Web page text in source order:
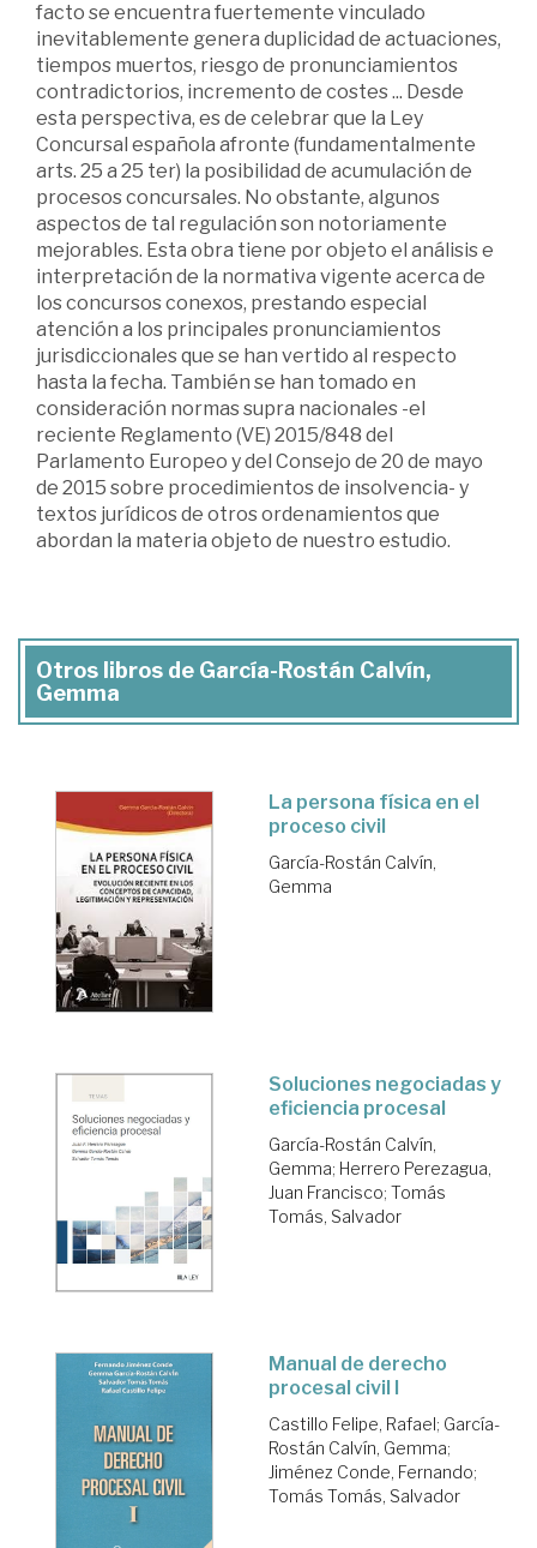
facto se encuentra fuertemente vinculado
inevitablemente genera duplicidad de actuaciones,
tiempos muertos, riesgo de pronunciamientos
contradictorios, incremento de costes ... Desde
esta perspectiva, es de celebrar que la Ley
Concursal española afronte (fundamentalmente
arts. 25 a 25 ter) la posibilidad de acumulación de
procesos concursales. No obstante, algunos
aspectos de tal regulación son notoriamente
mejorables. Esta obra tiene por objeto el análisis e
interpretación de la normativa vigente acerca de
los concursos conexos, prestando especial
atención a los principales pronunciamientos
jurisdiccionales que se han vertido al respecto
hasta la fecha. También se han tomado en
consideración normas supra nacionales -el
reciente Reglamento (VE) 2015/848 del
Parlamento Europeo y del Consejo de 20 de mayo
de 2015 sobre procedimientos de insolvencia- y
textos jurídicos de otros ordenamientos que
abordan la materia objeto de nuestro estudio.
Otros libros de García-Rostán Calvín,
Gemma
La persona física en el
proceso civil
García-Rostán Calvín,
Gemma
Soluciones negociadas y
eficiencia procesal
García-Rostán Calvín,
Gemma; Herrero Perezagua,
Juan Francisco; Tomás
Tomás, Salvador
Manual de derecho
procesal civil I
Castillo Felipe, Rafael; García-
Rostán Calvín, Gemma;
Jiménez Conde, Fernando;
Tomás Tomás, Salvador